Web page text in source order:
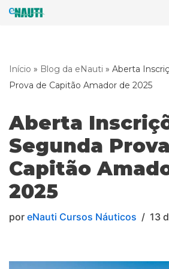
o
conteúdo
Início » Blog da eNauti » Aberta
Prova de Capitão Amador de 2025
Aberta
Segunda
Capitão
2025
por eNauti Cursos Náuticos 13